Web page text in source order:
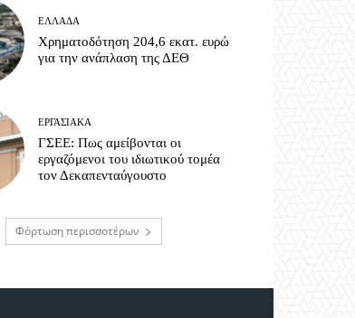
ΕΛΛΆΔΑ
Χρηματοδότηση 204,6 εκατ. ευρώ
για την ανάπλαση της ΔΕΘ
ΕΡΓΑΣΙΑΚΆ
ΓΣΕΕ: Πως αμείβονται οι
εργαζόμενοι του ιδιωτικού τομέα
τον Δεκαπενταύγουστο
Φόρτωση περισσοτέρων